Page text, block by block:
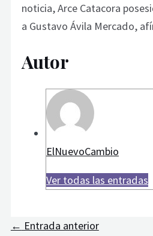
noticia, Arce Catacora
a Gustavo Ávila Mercado,
Autor
ElNuevoCambio
Ver todas las entradas
← Entrada anterior